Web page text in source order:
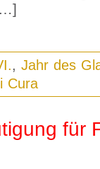
, Jahr des
Cura
für